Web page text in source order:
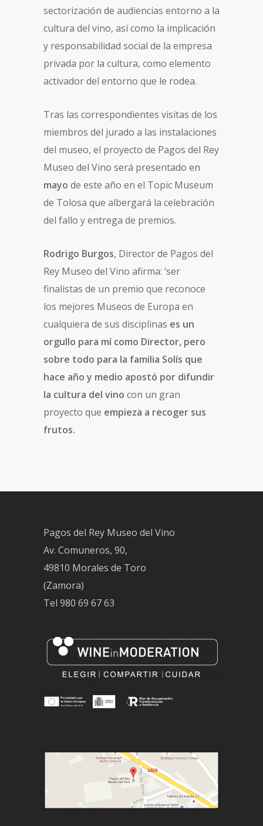
sectorización de audiencias entorno a la
cultura del vino, así como la implicación
y responsabilidad social de la empresa
privada por la cultura, como elemento
activador del entorno que le rodea.
Tras las correspondientes visitas de los
miembros del jurado a las instalaciones
del museo, el proyecto de Pagos del Rey
Museo del Vino será presentado en
mayo de este año en el Topic Museum
de Tolosa que albergará la celebración
del fallo y entrega de premios.
Rodrigo Burgos, Director de Pagos del
Rey Museo del Vino afirma: ‘ser
finalistas de un premio que reconoce
los mejores Museos de Europa en
cualquiera de sus disciplinas es un
orgullo para mí como Director, pero
sobre todo para la familia Solís que
hace año y medio apostó por difundir
la cultura del vino con un gran
proyecto que empieza a recoger sus
frutos.
Pagos del Rey Museo del Vino
Av. Comuneros, 90,
49810 Morales de Toro
(Zamora)
Tel 980 69 67 63